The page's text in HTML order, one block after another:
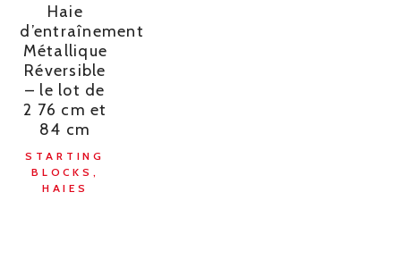
Haie
d’entraînement
Métallique
Réversible
– le lot de
2 76 cm et
84 cm
STARTING
BLOCKS,
HAIES